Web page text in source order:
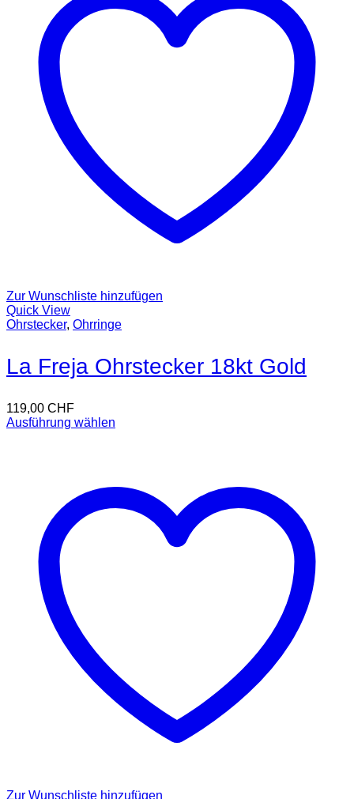
Zur Wunschliste hinzufügen
Quick View
Ohrstecker, Ohrringe
La Freja Ohrstecker 18kt Gold
119,00 CHF
Ausführung wählen
Zur Wunschliste hinzufügen